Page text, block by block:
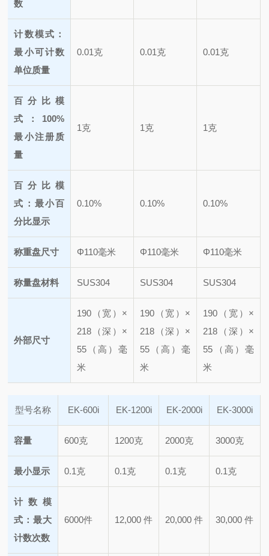
数
计数模式：
最小可计数
单位质量
0.01克 0.01克 0.01克
百分比模
式：100%
最小注册质
量
1克 1克 1克
百分比模
式：最小百
分比显示
0.10% 0.10% 0.10%
称重盘尺寸 Φ110毫米 Φ110毫米 Φ110毫米
称量盘材料 SUS304 SUS304 SUS304
外部尺寸
190（宽）×
218（深）×
55（高）毫
米
190（宽）×
218（深）×
55（高）毫
米
190（宽）×
218（深）×
55（高）毫
米
型号名称 EK-600i EK-1200i EK-2000i EK-3000i
容量 600克 1200克 2000克 3000克
最小显示 0.1克 0.1克 0.1克 0.1克
计数模
式：最大
计数次数
6000件 12,000 件 20,000 件 30,000 件